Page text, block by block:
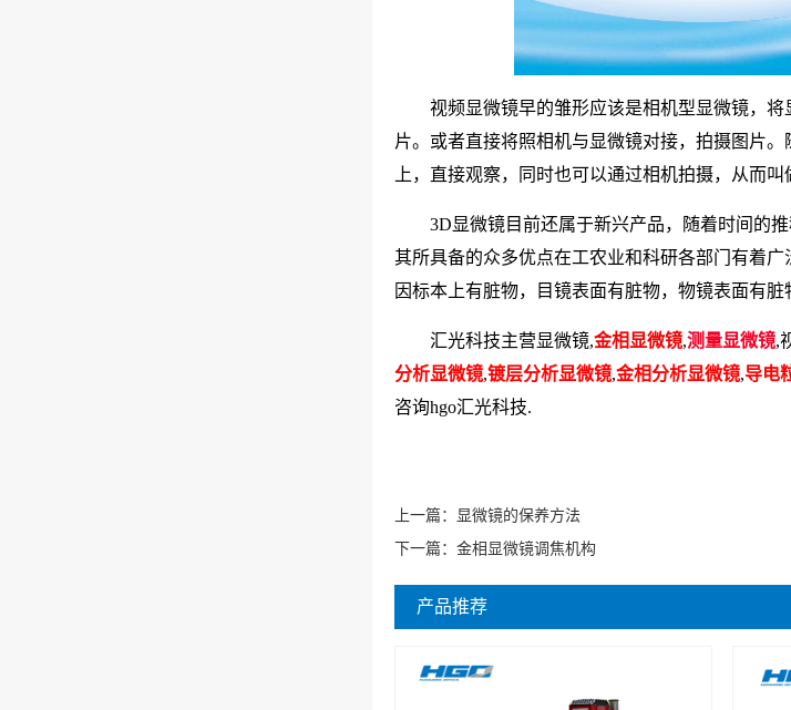
视频显微镜早的雏形应该是相机型显微镜，
片。或者直接将照相机与显微镜对接，拍摄图片
上，直接观察，同时也可以通过相机拍摄，从而叫
3D显微镜目前还属于新兴产品，随着时间的
其所具备的众多优点在工农业和科研各部门有着
因标本上有脏物，目镜表面有脏物，物镜表面有脏
汇光科技主营显微镜,金相显微镜,测量显微镜,
分析显微镜,镀层分析显微镜,金相分析显微镜,导电
咨询hgo汇光科技.
上一篇：
显微镜的保养方法
下一篇： 金相显微镜调焦机构
产品推荐